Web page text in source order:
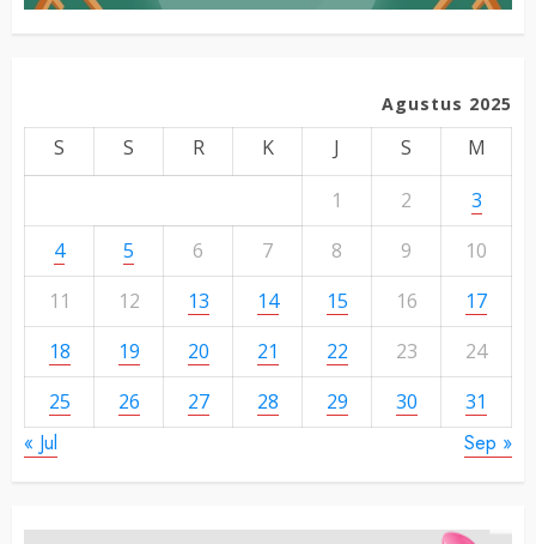
Agustus 2025
S S R K J S
M
1
2
3
4
5 6 7 8 9
10
11
12 13 14 15 16
17
18
19 20 21 22 23
24
25
26 27 28 29 30 31
« Jul Sep »